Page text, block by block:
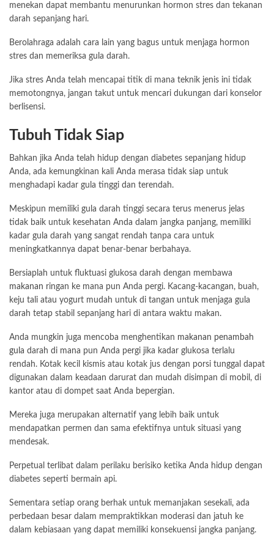
menekan dapat membantu menurunkan hormon stres dan tekanan
darah sepanjang hari.
Berolahraga adalah cara lain yang bagus untuk menjaga hormon
stres dan memeriksa gula darah.
Jika stres Anda telah mencapai titik di mana teknik jenis ini tidak
memotongnya, jangan takut untuk mencari dukungan dari konselor
berlisensi.
Tubuh Tidak Siap
Bahkan jika Anda telah hidup dengan diabetes sepanjang hidup
Anda, ada kemungkinan kali Anda merasa tidak siap untuk
menghadapi kadar gula tinggi dan terendah.
Meskipun memiliki gula darah tinggi secara terus menerus jelas
tidak baik untuk kesehatan Anda dalam jangka panjang, memiliki
kadar gula darah yang sangat rendah tanpa cara untuk
meningkatkannya dapat benar-benar berbahaya.
Bersiaplah untuk fluktuasi glukosa darah dengan membawa
makanan ringan ke mana pun Anda pergi. Kacang-kacangan, buah,
keju tali atau yogurt mudah untuk di tangan untuk menjaga gula
darah tetap stabil sepanjang hari di antara waktu makan.
Anda mungkin juga mencoba menghentikan makanan penambah
gula darah di mana pun Anda pergi jika kadar glukosa terlalu
rendah. Kotak kecil kismis atau kotak jus dengan porsi tunggal dapat
digunakan dalam keadaan darurat dan mudah disimpan di mobil, di
kantor atau di dompet saat Anda bepergian.
Mereka juga merupakan alternatif yang lebih baik untuk
mendapatkan permen dan sama efektifnya untuk situasi yang
mendesak.
Perpetual terlibat dalam perilaku berisiko ketika Anda hidup dengan
diabetes seperti bermain api.
Sementara setiap orang berhak untuk memanjakan sesekali, ada
perbedaan besar dalam mempraktikkan moderasi dan jatuh ke
dalam kebiasaan yang dapat memiliki konsekuensi jangka panjang.